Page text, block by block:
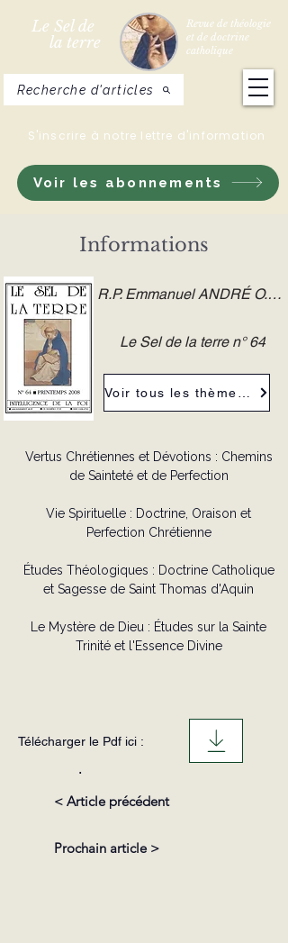
Le Sel de
la terre
Revue de théologie
et de doctrine
catholique
Voir les abonnements
S'inscrire à notre lettre d'information
Recherche d'articles
Informations
R.P. Emmanuel ANDRÉ O.S.B.
Le Sel de la terre n° 64
Vertus Chrétiennes et Dévotions : Chemins
de Sainteté et de Perfection
Vie Spirituelle : Doctrine, Oraison et
Perfection Chrétienne
Études Théologiques : Doctrine Catholique
et Sagesse de Saint Thomas d'Aquin
Le Mystère de Dieu : Études sur la Sainte
Trinité et l'Essence Divine
Télécharger le Pdf ici :
.
< Article précédent
Prochain article >